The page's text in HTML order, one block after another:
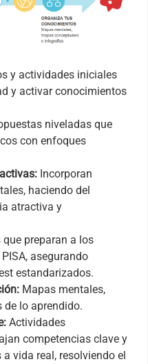
y actividades iniciales
y activar conocimientos
niveladas que
con enfoques
Incorporan
haciendo del
atractiva y
preparan a los
asegurando
estandarizados.
Mapas mentales,
lo aprendido.
Actividades
competencias clave y
vida real, resolviendo el